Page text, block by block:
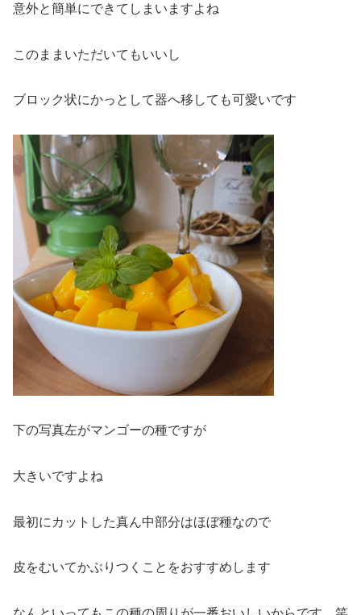
意外と簡単にできてしまいますよね
このままいただいてもいいし
ブロック状にかっとして器へ移しても可愛いです
下の写真左がマンゴーの種ですが
大きいですよね
最初にカットした真ん中部分はほぼ種なので
皮をむいてかぶりつくことをおすすめします